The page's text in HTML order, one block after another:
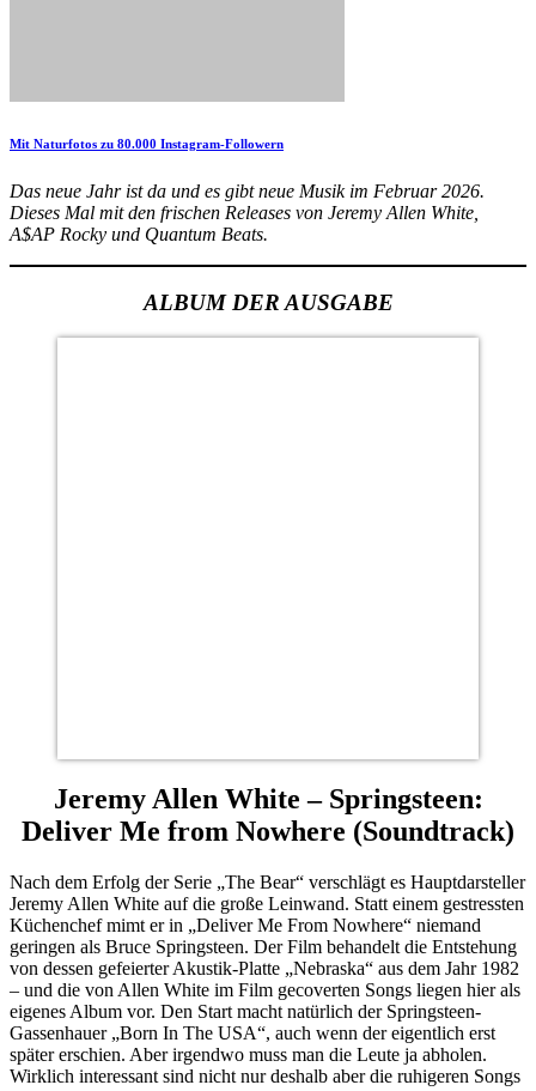
Mit Naturfotos zu 80.000 Instagram-Followern
Das neue Jahr ist da und es gibt neue Musik im Februar 2026.
Dieses Mal mit den frischen Releases von Jeremy Allen White,
A$AP Rocky und Quantum Beats.
ALBUM DER AUSGABE
Jeremy Allen White – Springsteen:
Deliver Me from Nowhere (Soundtrack)
Nach dem Erfolg der Serie „The Bear“ verschlägt es Hauptdarsteller
Jeremy Allen White auf die große Leinwand. Statt einem gestressten
Küchenchef mimt er in „Deliver Me From Nowhere“ niemand
geringen als Bruce Springsteen. Der Film behandelt die Entstehung
von dessen gefeierter Akustik-Platte „Nebraska“ aus dem Jahr 1982
– und die von Allen White im Film gecoverten Songs liegen hier als
eigenes Album vor. Den Start macht natürlich der Springsteen-
Gassenhauer „Born In The USA“, auch wenn der eigentlich erst
später erschien. Aber irgendwo muss man die Leute ja abholen.
Wirklich interessant sind nicht nur deshalb aber die ruhigeren Songs